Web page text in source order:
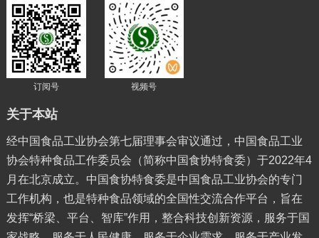
订阅号 视频号
关于本站
经中国食品工业协会第七届理事会审议通过，中国食品工业
协会特种食品工作委员会（简称中国食协特食委）于2022年4
月在北京成立。中国食协特食委是中国食品工业协会的专门
工作机构，也是特种食品领域的全国性交流合作平台，旨在
发挥“桥梁、平台、智库”作用，整合科技创新资源，服务于国